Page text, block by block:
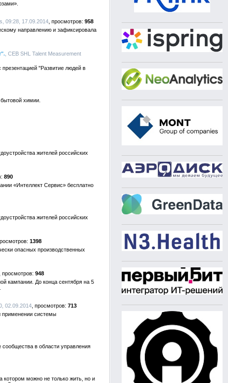
09:28, 17.09.2014
958
направлению и зафиксировала
, CEB SHL Talent Measurement
"Развитие людей в
химии.
жителей российских
890
«Интеллект Сервис» бесплатно
жителей российских
1398
опасных производственных
948
кампании. До конца сентября на 5
02.09.2014
713
применении системы
в области управления
котором можно не только жить, но и